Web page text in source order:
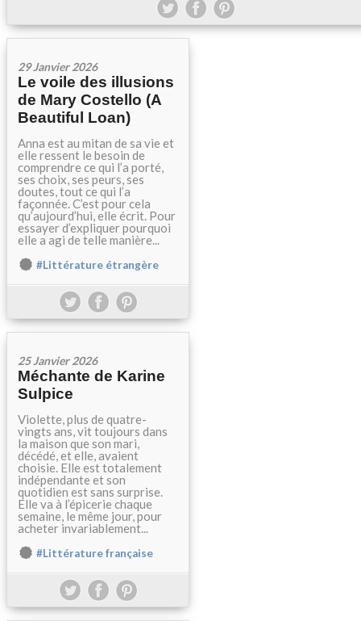
29 Janvier 2026
Le voile des illusions
de Mary Costello (A
Beautiful Loan)
Anna est au mitan de sa vie et
elle ressent le besoin de
comprendre ce qui l’a porté,
ses choix, ses peurs, ses
doutes, tout ce qui l’a
façonnée. C’est pour cela
qu’aujourd’hui, elle écrit. Pour
essayer d’expliquer pourquoi
elle a agi de telle manière...
#Littérature étrangère
25 Janvier 2026
Méchante de Karine
Sulpice
Violette, plus de quatre-
vingts ans, vit toujours dans
la maison que son mari,
décédé, et elle, avaient
choisie. Elle est totalement
indépendante et son
quotidien est sans surprise.
Elle va à l’épicerie chaque
semaine, le même jour, pour
acheter invariablement...
#Littérature française